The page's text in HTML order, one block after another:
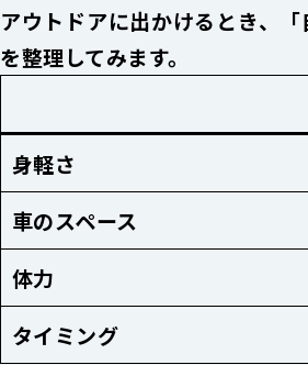
アウトドアに出かけるとき、
を整理してみます。
身軽さ
車のスペース
体力
タイミング